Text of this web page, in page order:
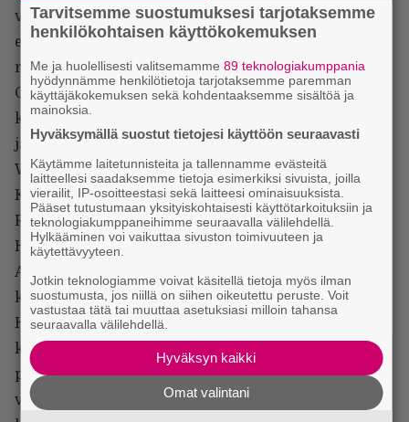
vuonna 1946. Vuosikymmenen hyppäys edellisestä
elokuvasta selittää aikuiseksi kasvaneen Alexin ja
rauhallisempaan elämään vetäytyneet isä- ja äiti-
O'Connellin, Evelyn-äitiä esittää Maria Bello
kahdessa aikaisemmassa elokuvassa roolissa olleen
ja oikeassa elämässäkin äidiksi tulleen Rachel
Weitzin oltua haluton lähtemään kuvauksiin
Kiinaan useaksi kuukaudeksi.
Rick ja Evelyn sekä Evelynin Jonathan-veli (John
Hannah) vedetään jälleen mukaan seikkailuun, kun
Alex huijataan herättämään henkiin eläväksi
kuolleeksi kirotun muinaisen lohikäärmekeisarin.
Hongkongilaisen toimintaguru Jet Lin esittämän
keisarin maailmanvalloitushimo on vuosisatojen
pakkolevon aikana vain yltynyt, ja O’Connellit saavat
vastaansa muotoa muuttavan hirmuhallitsijan
Tarvitsemme suostumuksesi tarjotaksemme
henkilökohtaisen käyttökokemuksen
Me ja huolellisesti valitsemamme 89 teknologiakumppania
hyödynnämme henkilötietoja tarjotaksemme paremman
käyttäjäkokemuksen sekä kohdentaaksemme sisältöä ja
mainoksia.
Hyväksymällä suostut tietojesi käyttöön seuraavasti
Käytämme laitetunnisteita ja tallennamme evästeitä
laitteellesi saadaksemme tietoja esimerkiksi sivuista, joilla
vierailit, IP-osoitteestasi sekä laitteesi ominaisuuksista.
Pääset tutustumaan yksityiskohtaisesti käyttötarkoituksiin ja
teknologiakumppaneihimme seuraavalla välilehdellä.
Hylkääminen voi vaikuttaa sivuston toimivuuteen ja
käytettävyyteen.
Jotkin teknologiamme voivat käsitellä tietoja myös ilman
suostumusta, jos niillä on siihen oikeutettu peruste. Voit
vastustaa tätä tai muuttaa asetuksiasi milloin tahansa
seuraavalla välilehdellä.
Hyväksyn kaikki
Omat valintani